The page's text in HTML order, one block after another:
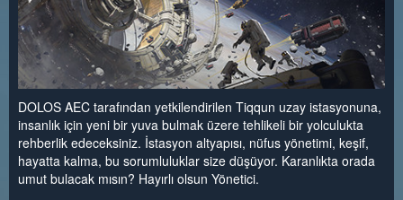
DOLOS AEC tarafından yetkilendirilen Tiqqun uzay istasyonuna,
insanlık için yeni bir yuva bulmak üzere tehlikeli bir yolculukta
rehberlik edeceksiniz. İstasyon altyapısı, nüfus yönetimi, keşif,
hayatta kalma, bu sorumluluklar size düşüyor. Karanlıkta orada
umut bulacak mısın? Hayırlı olsun Yönetici.